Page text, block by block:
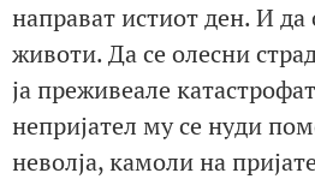
направат истиот ден. И да
животи. Да се олесни
ја преживеале
непријател му се нуди
неволја, камоли на